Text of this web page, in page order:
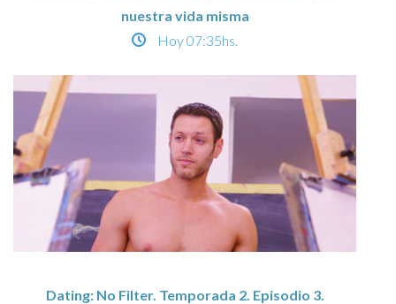
nuestra vida misma
Hoy07:35hs.
Dating: No Filter. Temporada 2. Episodio 3.